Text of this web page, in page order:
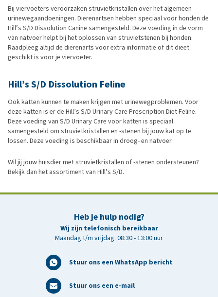
Bij viervoeters veroorzaken struvietkristallen over het algemeen
urinewegaandoeningen. Dierenartsen hebben speciaal voor honden de
Hill’s S/D Dissolution Canine samengesteld. Deze voeding in de vorm
van natvoer helpt bij het oplossen van struvietstenen bij honden.
Raadpleeg altijd de dierenarts voor extra informatie of dit dieet
geschikt is voor je viervoeter.
Hill’s S/D Dissolution Feline
Ook katten kunnen te maken krijgen met urinewegproblemen. Voor
deze katten is er de Hill’s S/D Urinary Care Prescription Diet Feline.
Deze voeding van S/D Urinary Care voor katten is speciaal
samengesteld om struvietkristallen en -stenen bij jouw kat op te
lossen. Deze voeding is beschikbaar in droog- en natvoer.
Wil jij jouw huisdier met struvietkristallen of -stenen ondersteunen?
Bekijk dan het assortiment van Hill’s S/D.
Heb je hulp nodig?
Wij zijn telefonisch bereikbaar
Maandag t/m vrijdag: 08:30 - 13:00 uur
Stuur ons een WhatsApp bericht
Stuur ons een e-mail